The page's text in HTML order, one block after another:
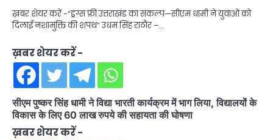
ख़बर शेयर करें -“ड्रग्स फ्री उत्तराखंड का संकल्प—सीएम धामी ने युवाओं को
दिलाई नशामुक्ति की शपथ” उधम सिंह राठौर –…
ख़बर शेयर करें -
सीएम पुष्कर सिंह धामी ने विद्या भारती कार्यक्रम में भाग लिया, विद्यालयों के
विकास के लिए 60 लाख रुपये की सहायता की घोषणा
ख़बर शेयर करें -